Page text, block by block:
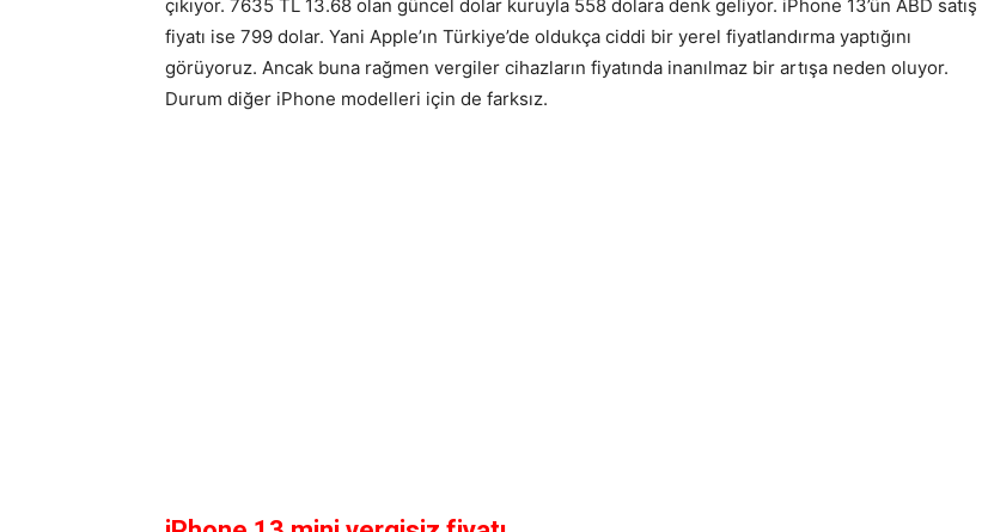
çıkıyor. 7635 TL 13.68 olan güncel dolar kuruyla 558 dolara denk geliyor. iPhone 13’ün ABD satış
fiyatı ise 799 dolar. Yani Apple’ın Türkiye’de oldukça ciddi bir yerel fiyatlandırma yaptığını
görüyoruz. Ancak buna rağmen vergiler cihazların fiyatında inanılmaz bir artışa neden oluyor.
Durum diğer iPhone modelleri için de farksız.